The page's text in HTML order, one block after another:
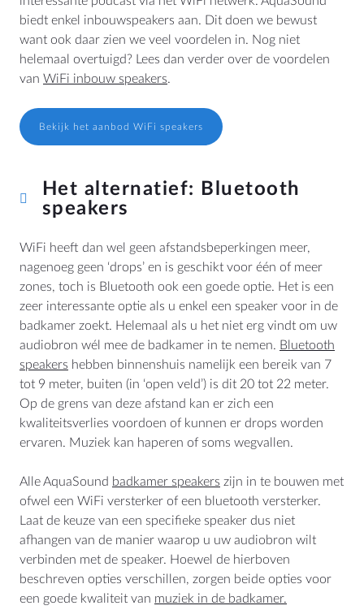
biedt enkel inbouwspeakers aan. Dit doen we bewust
want ook daar zien we veel voordelen in. Nog niet
helemaal overtuigd? Lees dan verder over de voordelen
van WiFi inbouw speakers.
Bekijk het aanbod WiFi speakers
Het alternatief: Bluetooth
speakers
WiFi heeft dan wel geen afstandsbeperkingen meer,
nagenoeg geen ‘drops’ en is geschikt voor één of meer
zones, toch is Bluetooth ook een goede optie. Het is een
zeer interessante optie als u enkel een speaker voor in de
badkamer zoekt. Helemaal als u het niet erg vindt om uw
audiobron wél mee de badkamer in te nemen. Bluetooth
speakers hebben binnenshuis namelijk een bereik van 7
tot 9 meter, buiten (in ‘open veld’) is dit 20 tot 22 meter.
Op de grens van deze afstand kan er zich een
kwaliteitsverlies voordoen of kunnen er drops worden
ervaren. Muziek kan haperen of soms wegvallen.
Alle AquaSound badkamer speakers zijn in te bouwen met
ofwel een WiFi versterker of een bluetooth versterker.
Laat de keuze van een specifieke speaker dus niet
afhangen van de manier waarop u uw audiobron wilt
verbinden met de speaker. Hoewel de hierboven
beschreven opties verschillen, zorgen beide opties voor
een goede kwaliteit van muziek in de badkamer.